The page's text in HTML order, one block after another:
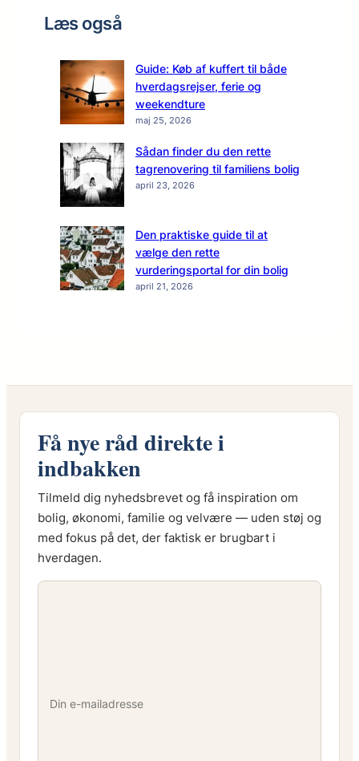
Læs også
Guide: Køb af kuffert til både
hverdagsrejser, ferie og
weekendture
maj 25, 2026
Sådan finder du den rette
tagrenovering til familiens bolig
april 23, 2026
Den praktiske guide til at
vælge den rette
vurderingsportal for din bolig
april 21, 2026
Få nye råd direkte i
indbakken
Tilmeld dig nyhedsbrevet og få inspiration om
bolig, økonomi, familie og velvære — uden støj og
med fokus på det, der faktisk er brugbart i
hverdagen.